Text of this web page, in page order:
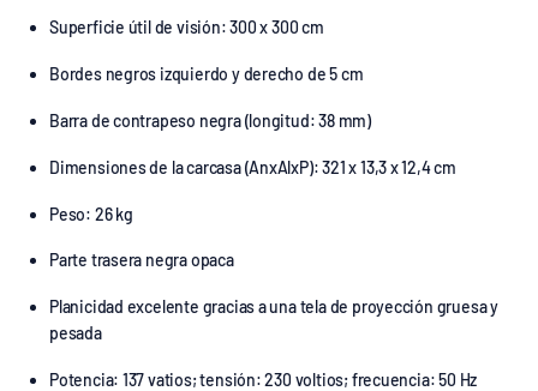
Superficie útil de visión: 300 x 300 cm
Bordes negros izquierdo y derecho de 5 cm
Barra de contrapeso negra (longitud: 38 mm)
Dimensiones de la carcasa (AnxAlxP): 321 x 13,3 x 12,4 cm
Peso: 26 kg
Parte trasera negra opaca
Planicidad excelente gracias a una tela de proyección gruesa y
pesada
Potencia: 137 vatios; tensión: 230 voltios; frecuencia: 50 Hz